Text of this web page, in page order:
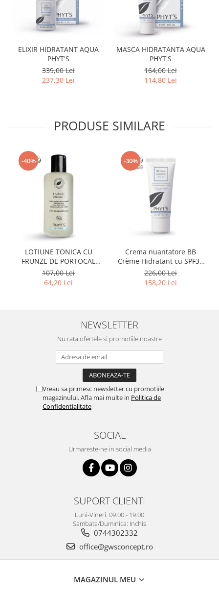
ELIXIR HIDRATANT AQUA
PHYT'S
339,00 Lei
237,30 Lei
MASCA HIDRATANTA AQUA
PHYT'S
164,00 Lei
114,80 Lei
PRODUSE SIMILARE
-40%
LOTIUNE TONICA CU
FRUNZE DE PORTOCAL
AMAR PHYT'S
107,00 Lei
64,20 Lei
-30%
Crema nuantatore BB
Crème Hidratant cu SPF30
BIO 40ml
226,00 Lei
158,20 Lei
NEWSLETTER
Nu rata ofertele si promotiile noastre
Vreau sa primesc newsletter cu promotiile
magazinului. Afla mai multe in Politica de
Confidentialitate
SOCIAL
Urmareste-ne in social media
SUPORT CLIENTI
Luni-Vineri: 09:00 - 19:00
Sambata/Duminica: Inchis
0744302332
office@gwsconcept.ro
MAGAZINUL MEU